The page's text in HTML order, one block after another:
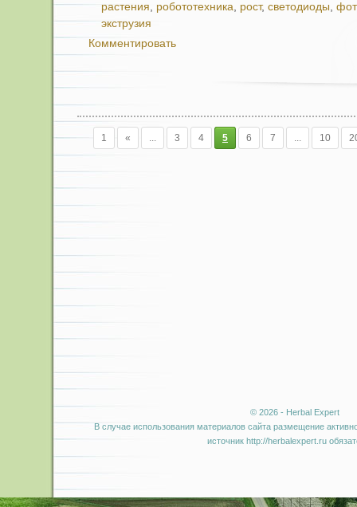
растения, робототехника, рост, светодиоды,
экструзия
Комментировать
1 « ... 3 4 5 6 7 ... 10
© 2026 - Herbal Expert
В случае использования материалов сайта размещение
источник http://herbalexpert.ru